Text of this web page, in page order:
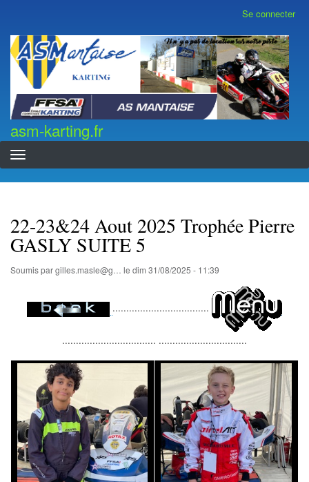
contenu
principal
compte
de
l'utilisateur
Se connecter
asm-karting.fr
asm-karting.fr
22-23&24 Aout 2025 Trophée Pierre
GASLY SUITE 5
Soumis pargilles.masle@g… le dim 31/08/2025 - 11:39
...................................
.................................. ................................